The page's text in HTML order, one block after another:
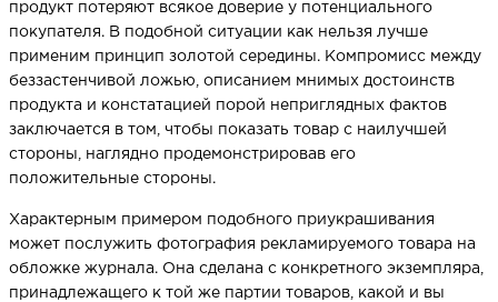
продукт потеряют всякое доверие у потенциального
покупателя. В подобной ситуации как нельзя лучше
применим принцип золотой середины. Компромисс между
беззастенчивой ложью, описанием мнимых достоинств
продукта и констатацией порой неприглядных фактов
заключается в том, чтобы показать товар с наилучшей
стороны, наглядно продемонстрировав его
положительные стороны.
Характерным примером подобного приукрашивания
может послужить фотография рекламируемого товара на
обложке журнала. Она сделана с конкретного экземпляра,
принадлежащего к той же партии товаров, какой и вы